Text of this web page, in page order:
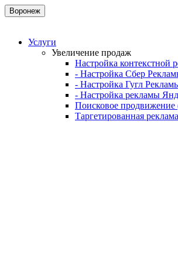
Воронеж
Услуги
Увеличение продаж
Настройка контекстной
- Настройка Сбер
- Настройка Гугл
- Настройка рекламы
Поисковое продвижение
Таргетированная реклама